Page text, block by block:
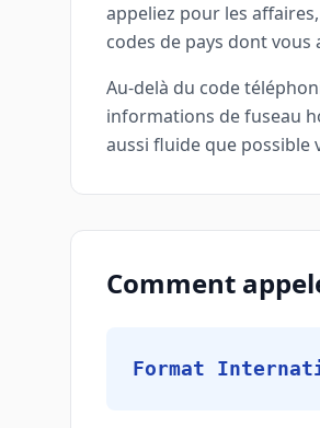
appeliez pour les
codes de pays dont vous
Au-delà du code
informations de fuseau
aussi fluide que possible
Comment
Format